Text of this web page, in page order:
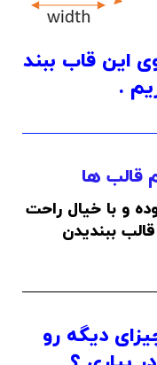
این قاب ببند
.
قالب ها
و با خیال راحت
ببندیدن
دیگه رو